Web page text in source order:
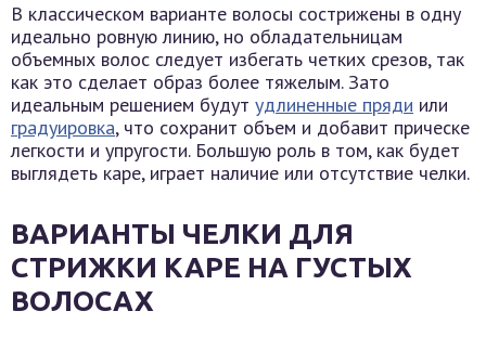
В классическом варианте волосы сострижены в одну
идеально ровную линию, но обладательницам
объемных волос следует избегать четких срезов, так
как это сделает образ более тяжелым. Зато
идеальным решением будут удлиненные пряди или
градуировка, что сохранит объем и добавит прическе
легкости и упругости. Большую роль в том, как будет
выглядеть каре, играет наличие или отсутствие челки.
ВАРИАНТЫ ЧЕЛКИ ДЛЯ
СТРИЖКИ КАРЕ НА ГУСТЫХ
ВОЛОСАХ